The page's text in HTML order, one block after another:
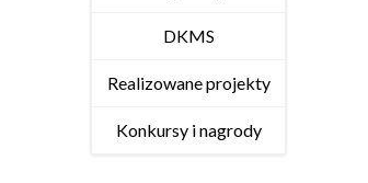
DKMS
Realizowane projekty
Konkursy i nagrody